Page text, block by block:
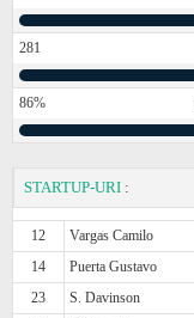
281
86%
STARTUP-URI :
12 Vargas Camilo
14
Puerta Gustavo
23
S. Davinson